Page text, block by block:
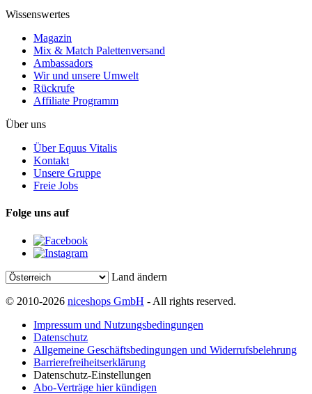
Wissenswertes
Magazin
Mix & Match Palettenversand
Ambassadors
Wir und unsere Umwelt
Rückrufe
Affiliate Programm
Über uns
Über Equus Vitalis
Kontakt
Unsere Gruppe
Freie Jobs
Folge uns auf
Land ändern
© 2010-2026 niceshops GmbH - All rights reserved.
Impressum und Nutzungsbedingungen
Datenschutz
Allgemeine Geschäftsbedingungen und Widerrufsbelehrung
Barrierefreiheitserklärung
Datenschutz-Einstellungen
Abo-Verträge hier kündigen